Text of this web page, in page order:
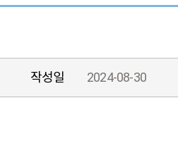
작성일 2024-08-30